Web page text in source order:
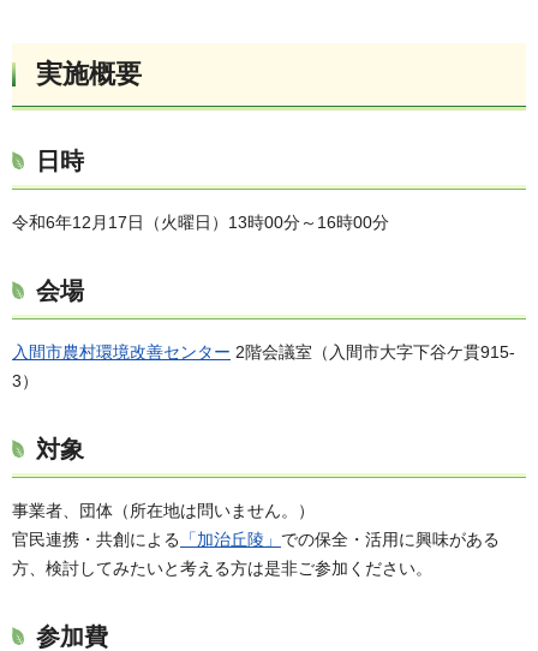
実施概要
日時
令和6年12月17日（火曜日）13時00分～16時00分
会場
入間市農村環境改善センター 2階会議室（入間市大字下谷ケ貫915-
3）
対象
事業者、団体（所在地は問いません。）
官民連携・共創による
「加治丘陵」 での保全・活用に興味がある
方、検討してみたいと考える方は是非ご参加ください。
参加費